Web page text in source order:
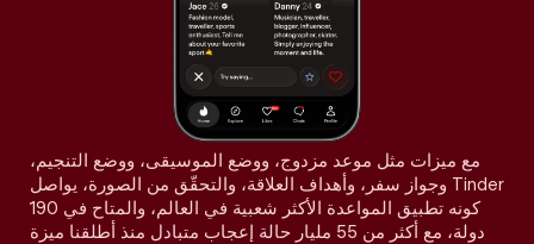
مع ميزات مثل موعد مزدوج، ووضع الموسيقى، ووضع التنجيم،
وجواز سفر، وأهداف العلاقة، والتحقّق من الصورة، يواصل Tinder
كونه تطبيق المواعدة الأكثر شعبية في العالم، والمتاح في 190
دولة، مع أكثر من 55 مليار حالة إعجاب متبادل منذ أطلقنا ميزة